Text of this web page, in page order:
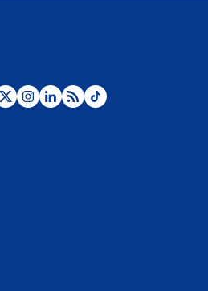
Posesión de Abelardo De La Espriella